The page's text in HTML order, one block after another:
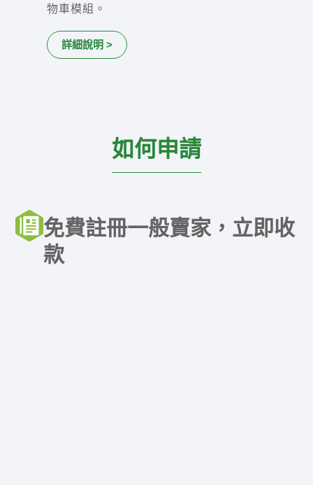
物車模組。
詳細說明 >
如何申請
免費註冊一般賣家，立即收
款